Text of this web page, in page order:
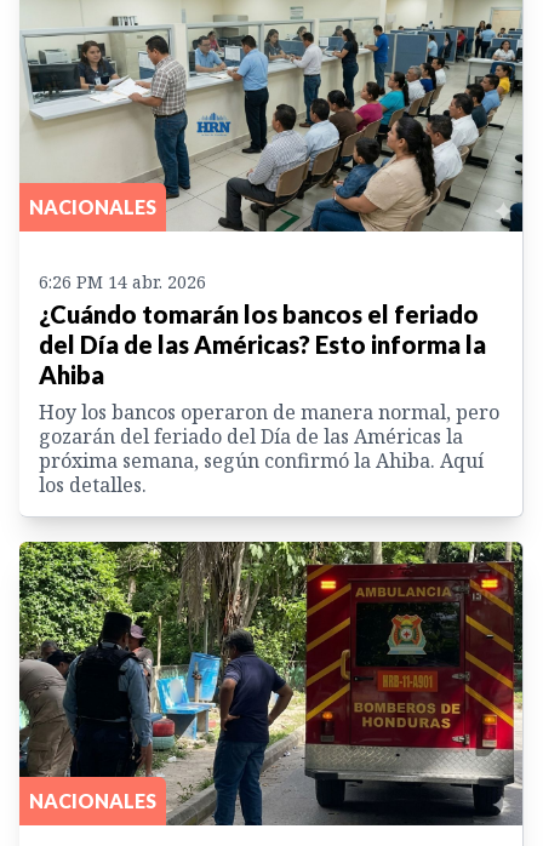
NACIONALES
6:26 PM 14 abr. 2026
¿Cuándo tomarán los bancos el feriado
del Día de las Américas? Esto informa la
Ahiba
Hoy los bancos operaron de manera normal, pero
gozarán del feriado del Día de las Américas la
próxima semana, según confirmó la Ahiba. Aquí
los detalles.
NACIONALES